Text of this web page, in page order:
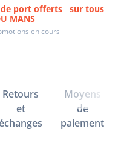
de port offerts sur tous
MANS
en cours
Retours
et
Moyens
de
paiement